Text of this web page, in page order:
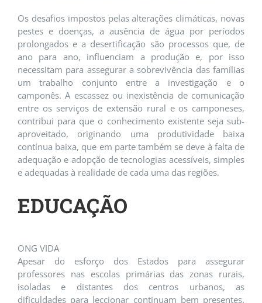
Os desafios impostos pelas alterações climáticas, novas
pestes e doenças, a ausência de água por períodos
prolongados e a desertificação são processos que, de
ano para ano, influenciam a produção e, por isso
necessitam para assegurar a sobrevivência das famílias
um trabalho conjunto entre a investigação e o
camponês. A escassez ou inexistência de comunicação
entre os serviços de extensão rural e os camponeses,
contribui para que o conhecimento existente seja sub-
aproveitado, originando uma produtividade baixa
contínua baixa, que em parte também se deve à falta de
adequação e adopção de tecnologias acessíveis, simples
e adequadas à realidade de cada uma das regiões.
EDUCAÇÃO
ONG VIDA
Apesar do esforço dos Estados para assegurar
professores nas escolas primárias das zonas rurais,
isoladas e distantes dos centros urbanos, as
dificuldades para leccionar continuam bem presentes.